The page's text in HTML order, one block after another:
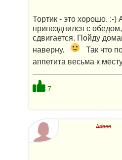
Тортик - это хорошо. :-)
припозднился с
сдвигается. Пойду
наверну.
Так что
аппетита весьма к
7
Anhen